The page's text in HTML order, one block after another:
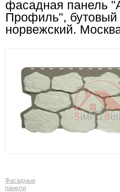
фасадная панель
Профиль", бутовый
норвежский.
Фасадные
панели